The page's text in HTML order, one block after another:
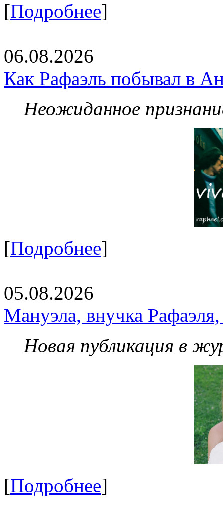
[Подробнее]
06.08.2026
Как Рафаэль побывал в
Неожиданное
[Подробнее]
05.08.2026
Мануэла, внучка
Новая публикация в
[Подробнее]